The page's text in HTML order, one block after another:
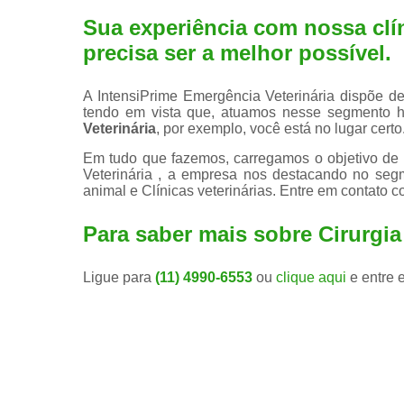
Sua experiência com nossa
precisa ser a melhor possível.
A IntensiPrime Emergência Veterinária dispõe
tendo em vista que, atuamos nesse segmento
Veterinária, por exemplo, você está no lugar certo.
Em tudo que fazemos, carregamos o objetivo
Veterinária , a empresa nos destacando no
animal e Clínicas veterinárias. Entre em contato
Para saber mais sobre
Ligue para (11) 4990-6553 ou clique aqui e entre